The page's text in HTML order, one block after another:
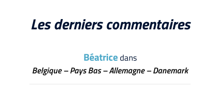
Les derniers commentaires
Béatricedans
Belgique – Pays Bas – Allemagne – Danemark